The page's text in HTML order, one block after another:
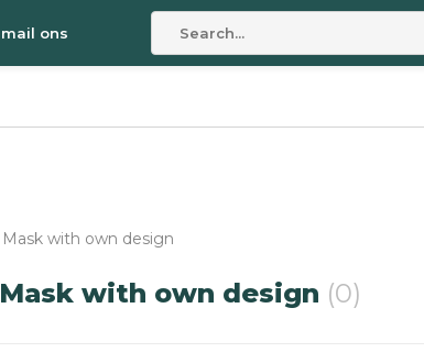
mail ons
Mask with own design
Mask with own design (0)